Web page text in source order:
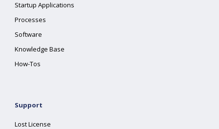
Startup Applications
Processes
Software
Knowledge Base
How-Tos
Support
Lost License